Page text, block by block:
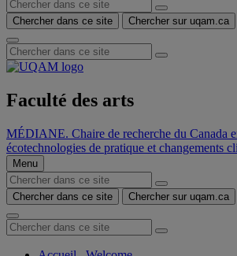
Chercher dans ce site Chercher sur uqam.ca
Faculté des arts
MÉDIANE. Chaire de recherche du Canada
écotechnologies de pratique et changements
Menu
Chercher dans ce site Chercher sur uqam.ca